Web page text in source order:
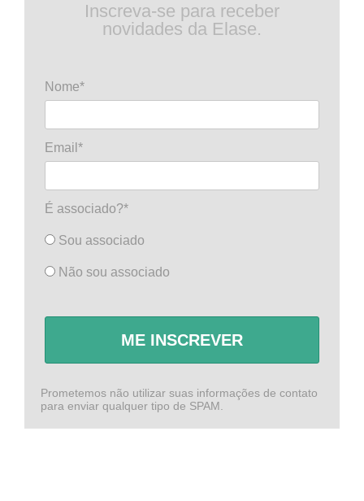
Inscreva-se para receber
novidades da Elase.
Nome*
Email*
É associado?*
Sou associado
Não sou associado
ME INSCREVER
Prometemos não utilizar suas informações de contato
para enviar qualquer tipo de SPAM.